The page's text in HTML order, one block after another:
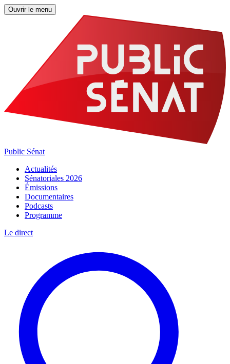
Ouvrir le menu
Public Sénat
Actualités
Sénatoriales 2026
Émissions
Documentaires
Podcasts
Programme
Le direct